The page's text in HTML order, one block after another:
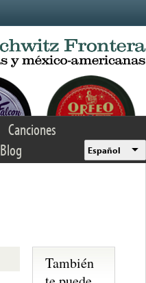
Canciones
Blog Español
También